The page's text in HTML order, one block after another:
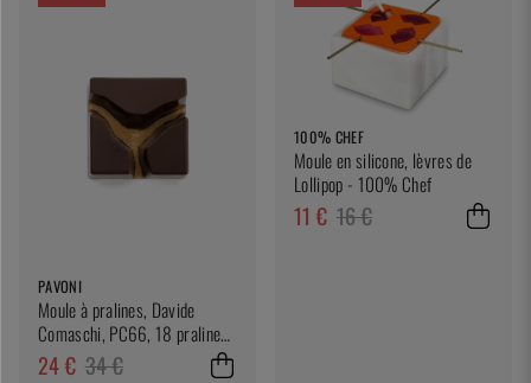
PAVONI
Moule à pralines, Davide
Comaschi, PC66, 18 pralines
- Pavoni
24 € 34 €
100% CHEF
Moule en silicone, lèvres de
Lollipop - 100% Chef
11 € 16 €